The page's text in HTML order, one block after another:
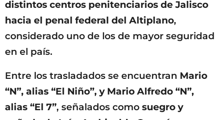
distintos centros penitenciarios de Jalisco
hacia el penal federal del Altiplano,
considerado uno de los de mayor seguridad
en el país.
Entre los trasladados se encuentran Mario
“N”, alias “El Niño”, y Mario Alfredo “N”,
alias “El 7”, señalados como suegro y